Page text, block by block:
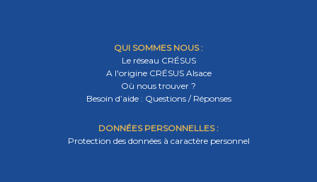
QUI SOMMES NOUS :
Le réseau CRÉSUS
A l'origine CRÉSUS Alsace
Où nous trouver ?
Besoin d’aide : Questions / Réponses
DONNÉES PERSONNELLES :
Protection des données à caractère personnel